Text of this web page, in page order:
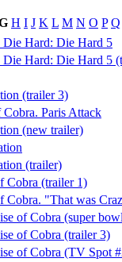
H I J K L M N O P Q
Hard: Die Hard 5
Hard: Die Hard 5
(trailer 3)
Paris Attack
(new trailer)
(trailer)
Cobra (trailer 1)
Cobra. "That was
of Cobra (super
of Cobra (trailer 3)
of Cobra (TV Spot